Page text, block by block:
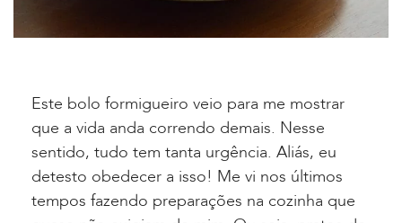
Este bolo formigueiro veio para me mostrar
que a vida anda correndo demais. Nesse
sentido, tudo tem tanta urgência. Aliás, eu
detesto obedecer a isso! Me vi nos últimos
tempos fazendo preparações na cozinha que